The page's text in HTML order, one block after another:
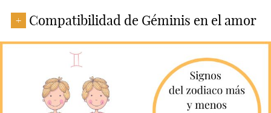
+ Compatibilidad de Géminis en el amor